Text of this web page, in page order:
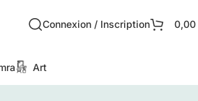
Connexion / Inscription 0,00
Art